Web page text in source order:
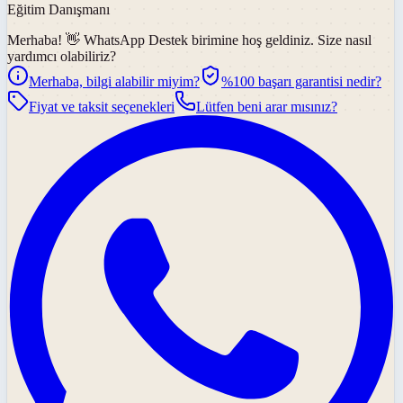
Eğitim Danışmanı
Merhaba! 👋 WhatsApp Destek birimine hoş geldiniz. Size nasıl
yardımcı olabiliriz?
Merhaba, bilgi alabilir miyim?
%100 başarı garantisi nedir?
Fiyat ve taksit seçenekleri
Lütfen beni arar mısınız?